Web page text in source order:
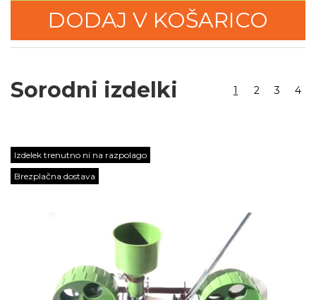
DODAJ V KOŠARICO
Sorodni izdelki 1 2 3 4
Izdelek trenutno ni na razpolago
Brezplačna dostava